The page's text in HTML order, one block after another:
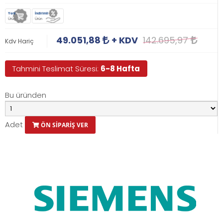
Yeni
Ürün
İndirimli
Ürün
Kdv Hariç 49.051,88 + KDV 142.695,97
Tahmini Teslimat Süresi: 6-8 Hafta
Bu üründen
Adet ÖN SİPARİŞ VER